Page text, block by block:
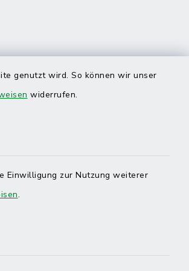
genutzt wird. So können wir unser
widerrufen.
Einwilligung zur Nutzung weiterer
.